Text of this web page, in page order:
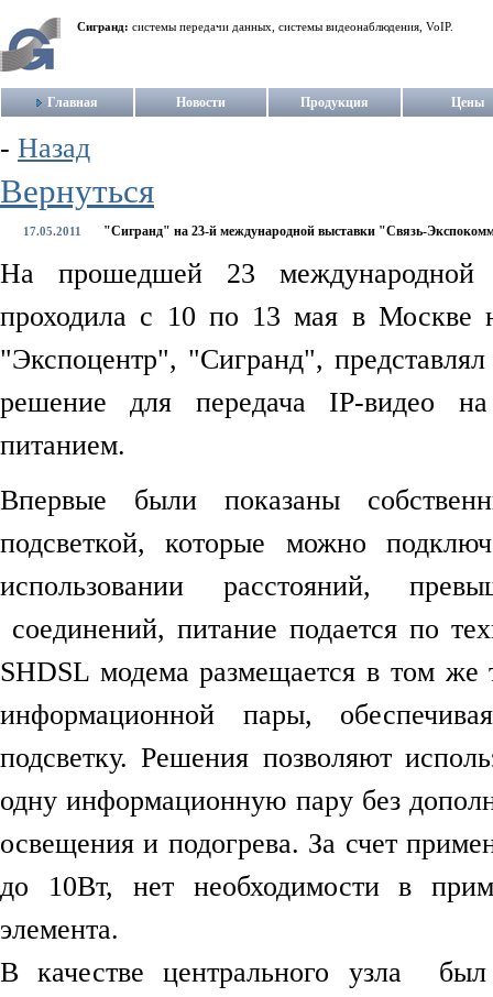
Сигранд: системы передачи данных, системы видеонаблюдения, VoIP.
Главная Новости Продукция Цены
- Назад
Вернуться
17.05.2011 "Сигранд" на 23-й международной выставки "Связь-
На прошедшей 23 международной
проходила с 10 по 13 мая в Москве
"Экспоцентр", "Сигранд",
решение для передача IP-видео
питанием.
Впервые были показаны
подсветкой, которые можно
использовании расстояний,
соединений, питание подается по
SHDSL модема размещается в том
информационной пары,
подсветку. Решения позволяют
одну информационную пару без
освещения и подогрева. За счет
до 10Вт, нет необходимости в
элемента.
В качестве центрального узла